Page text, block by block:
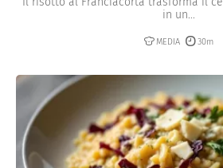
in un...
MEDIA 30m